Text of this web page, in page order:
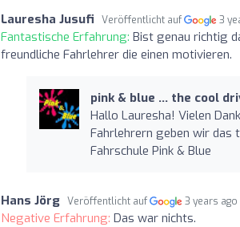
Lauresha Jusufi Veröffentlicht auf 3
Fantastische Erfahrung: Bist genau richtig
freundliche Fahrlehrer die einen motivieren.
pink & blue ... the cool
Hallo Lauresha! Vielen
Fahrlehrern geben wir das
Fahrschule Pink & Blue
Hans Jörg Veröffentlicht auf 3 years ago
Negative Erfahrung: Das war nichts.